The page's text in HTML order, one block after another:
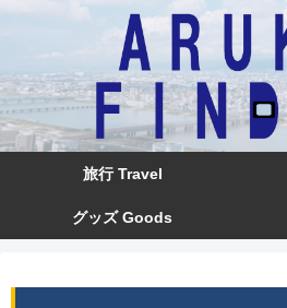
旅行 Travel
グッズ Goods